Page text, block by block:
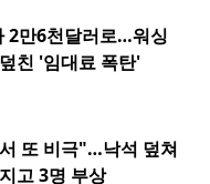
2만6천달러로…워싱
친 '임대료 폭탄'
또 비극"…낙석 덮쳐
고 3명 부상